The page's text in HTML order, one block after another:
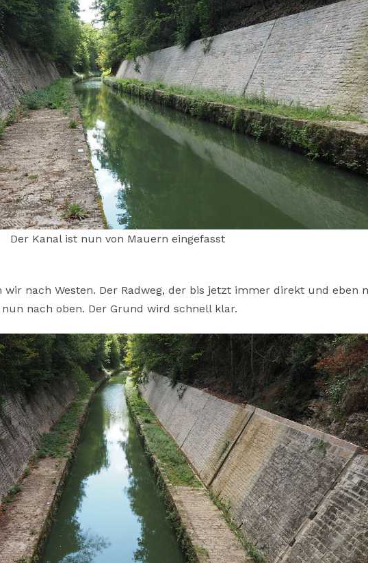
Der Kanal ist nun von Mauern eingefasst
nach Westen. Der Radweg, der bis jetzt immer direkt und eben
nach oben. Der Grund wird schnell klar.